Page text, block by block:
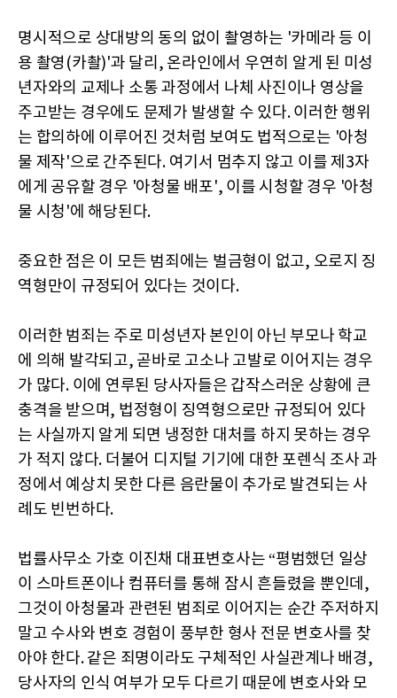
명시적으로 상대방의 동의 없이 촬영하는 '카메라 등 이
용 촬영(카촬)'과 달리, 온라인에서 우연히 알게 된 미성
년자와의 교제나 소통 과정에서 나체 사진이나 영상을
주고받는 경우에도 문제가 발생할 수 있다. 이러한 행위
는 합의하에 이루어진 것처럼 보여도 법적으로는 '아청
물 제작'으로 간주된다. 여기서 멈추지 않고 이를 제3자
에게 공유할 경우 '아청물 배포', 이를 시청할 경우 '아청
물 시청'에 해당된다.
중요한 점은 이 모든 범죄에는 벌금형이 없고, 오로지 징
역형만이 규정되어 있다는 것이다.
이러한 범죄는 주로 미성년자 본인이 아닌 부모나 학교
에 의해 발각되고, 곧바로 고소나 고발로 이어지는 경우
가 많다. 이에 연루된 당사자들은 갑작스러운 상황에 큰
충격을 받으며, 법정형이 징역형으로만 규정되어 있다
는 사실까지 알게 되면 냉정한 대처를 하지 못하는 경우
가 적지 않다. 더불어 디지털 기기에 대한 포렌식 조사 과
정에서 예상치 못한 다른 음란물이 추가로 발견되는 사
례도 빈번하다.
법률사무소 가호 이진채 대표변호사는 “평범했던 일상
이 스마트폰이나 컴퓨터를 통해 잠시 흔들렸을 뿐인데,
그것이 아청물과 관련된 범죄로 이어지는 순간 주저하지
말고 수사와 변호 경험이 풍부한 형사 전문 변호사를 찾
아야 한다. 같은 죄명이라도 구체적인 사실관계나 배경,
당사자의 인식 여부가 모두 다르기 때문에 변호사와 모